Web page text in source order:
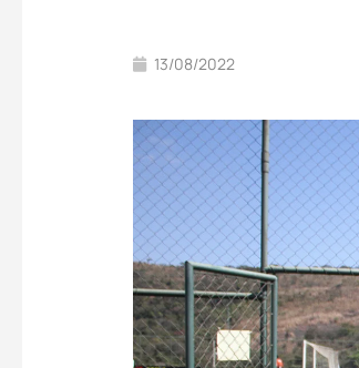
13/08/2022